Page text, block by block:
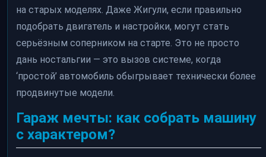
на старых моделях. Даже Жигули, если правильно
подобрать двигатель и настройки, могут стать
серьёзным соперником на старте. Это не просто
дань ностальгии — это вызов системе, когда
‘простой’ автомобиль обыгрывает технически более
продвинутые модели.
Гараж мечты: как собрать машину
с характером?